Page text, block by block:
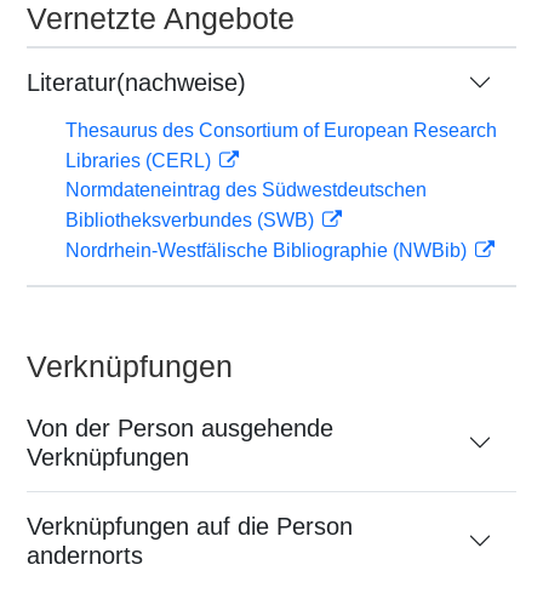
Vernetzte Angebote
Literatur(nachweise)
Thesaurus des Consortium of European Research
Libraries (CERL)
Normdateneintrag des Südwestdeutschen
Bibliotheksverbundes (SWB)
Nordrhein-Westfälische Bibliographie (NWBib)
Verknüpfungen
Von der Person ausgehende
Verknüpfungen
Verknüpfungen auf die Person
andernorts